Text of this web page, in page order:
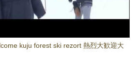
kuju forest ski rezort 熱烈大歓迎大